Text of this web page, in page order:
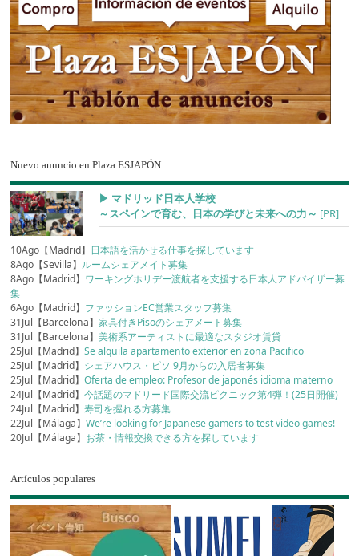
Nuevo anuncio en Plaza ESJAPÓN
▶︎ マドリッド日本人学校
～スペインで育む、日本の学びと未来への力～ [PR]
10Ago【Madrid】 日本語を活かせる仕事を探しています
8Ago【Sevilla】 ルームシェアメイト募集
8Ago【Madrid】 ワーキングホリデー渡航者を支援する日本人アドバイザー募
集
6Ago【Madrid】 ファッションEC営業スタッフ募集
31Jul【Barcelona】家具付きPisoのシェアメート募集
31Jul【Barcelona】美術系アーティストに最適なスタジオ賃貸
25Jul【Madrid】Se alquila apartamento exterior en zona Pacifico
25Jul【Madrid】 シェアハウス・ピソ 9月からの入居者募集
25Jul【Madrid】Oferta de empleo: Profesor de japonés idioma materno
24Jul【Madrid】今話題のマドリード国際交流ピクニック第4弾！(25日開催)
24Jul【Madrid】寿司を握れる方募集
22Jul【Málaga】We’re looking for Japanese gamers to test video games!
20Jul【Málaga】 お茶・情報交換できる方を探しています
Artículos populares